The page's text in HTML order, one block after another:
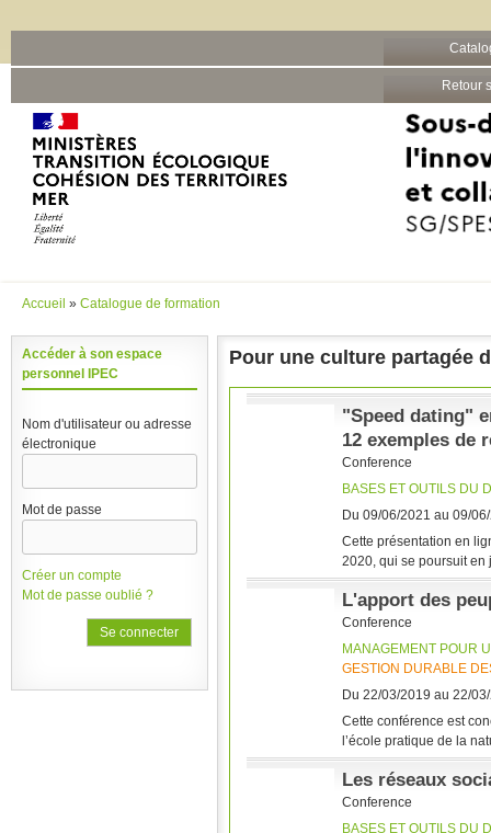
Retour
Vous êtes ici
Accueil » Catalogue de formation
Accéder à son espace
personnel IPEC
Nom d'utilisateur ou adresse
électronique
Mot de passe
Créer un compte
Mot de passe oublié ?
Pour une culture partagée
"Speed dating"
12 exemples de
Conference
BASES ET OUTILS DU
Du 09/06/2021 au 09/
Cette présentation en
2020, qui se poursuit en
L'apport des
Conference
MANAGEMENT POUR
GESTION DURABLE
Du 22/03/2019 au 22/
Cette conférence est
l’école pratique de la
Les réseaux
Conference
BASES ET OUTILS DU